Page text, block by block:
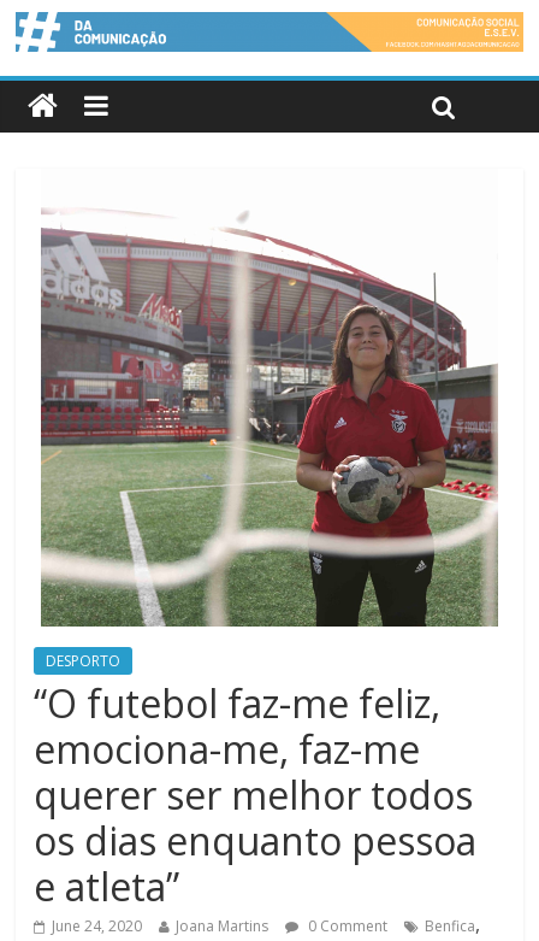
DESPORTO
“O futebol faz-me feliz,
emociona-me, faz-me
querer ser melhor todos
os dias enquanto pessoa
e atleta”
June 24, 2020 Joana Martins 0 Comment Benfica,